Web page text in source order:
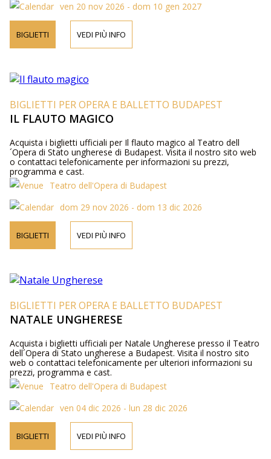
ven 20 nov 2026 - dom 10 gen 2027
BIGLIETTI VEDI PIÙ INFO
BIGLIETTI PER OPERA E BALLETTO BUDAPEST
IL FLAUTO MAGICO
Acquista i biglietti ufficiali per Il flauto magico al Teatro dell
´Opera di Stato ungherese di Budapest. Visita il nostro sito web
o contattaci telefonicamente per informazioni su prezzi,
programma e cast.
Teatro dell'Opera di Budapest
dom 29 nov 2026 - dom 13 dic 2026
BIGLIETTI VEDI PIÙ INFO
BIGLIETTI PER OPERA E BALLETTO BUDAPEST
NATALE UNGHERESE
Acquista i biglietti ufficiali per Natale Ungherese presso il Teatro
dell´Opera di Stato ungherese a Budapest. Visita il nostro sito
web o contattaci telefonicamente per ulteriori informazioni su
prezzi, programma e cast.
Teatro dell'Opera di Budapest
ven 04 dic 2026 - lun 28 dic 2026
BIGLIETTI VEDI PIÙ INFO